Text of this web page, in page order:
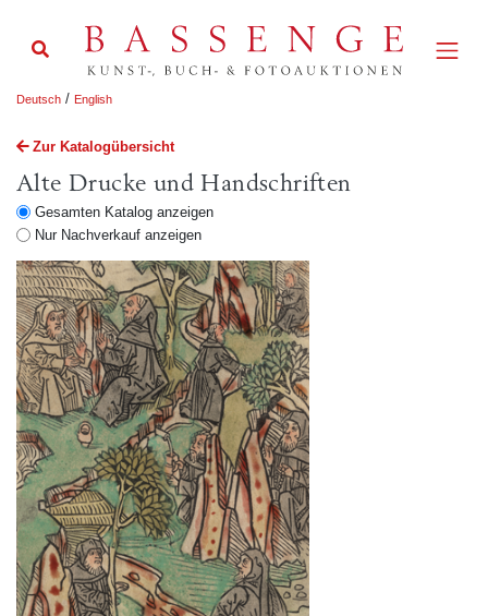
Deutsch / English
Zur Katalogübersicht
Alte Drucke und Handschriften
Gesamten Katalog anzeigen
Nur Nachverkauf anzeigen